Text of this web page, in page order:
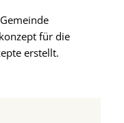
für die
erstellt.